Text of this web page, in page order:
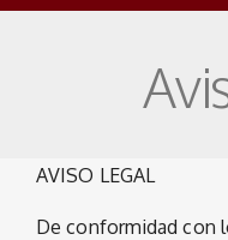
AVISO LEGAL
De conformidad con